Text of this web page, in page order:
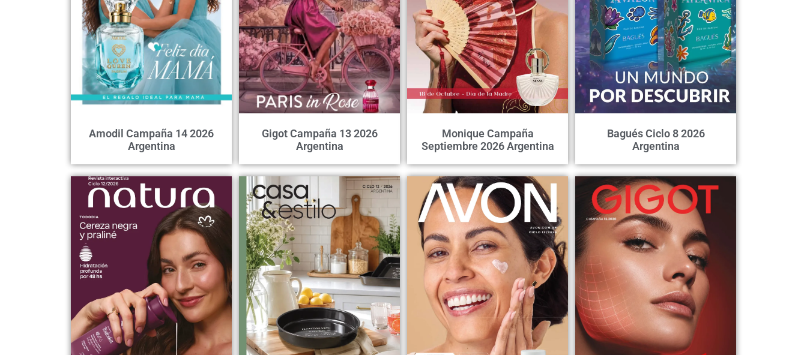
Amodil Campaña 14 2026
Argentina
Gigot Campaña 13 2026
Argentina
Monique Campaña
Septiembre 2026 Argentina
Bagués Ciclo 8 2026
Argentina